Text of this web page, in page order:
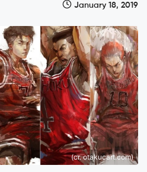
January 18, 2019
(cr. otakucart.com)